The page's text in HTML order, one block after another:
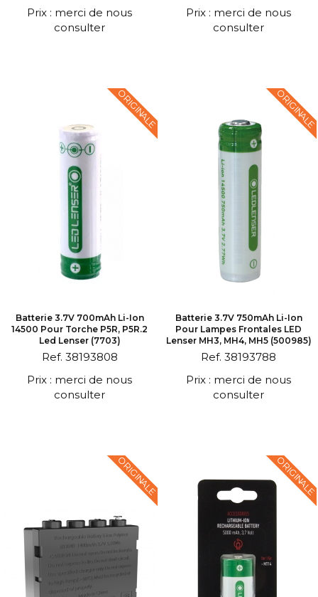
Prix : merci de nous
consulter
Prix : merci de nous
consulter
ORIGINALE
Batterie 3.7V 700mAh Li-Ion
14500 Pour Torche P5R, P5R.2
Led Lenser (7703)
Ref. 38193808
Prix : merci de nous
consulter
ORIGINALE
Batterie 3.7V 750mAh Li-Ion
Pour Lampes Frontales LED
Lenser MH3, MH4, MH5 (500985)
Ref. 38193788
Prix : merci de nous
consulter
ORIGINALE ORIGINALE